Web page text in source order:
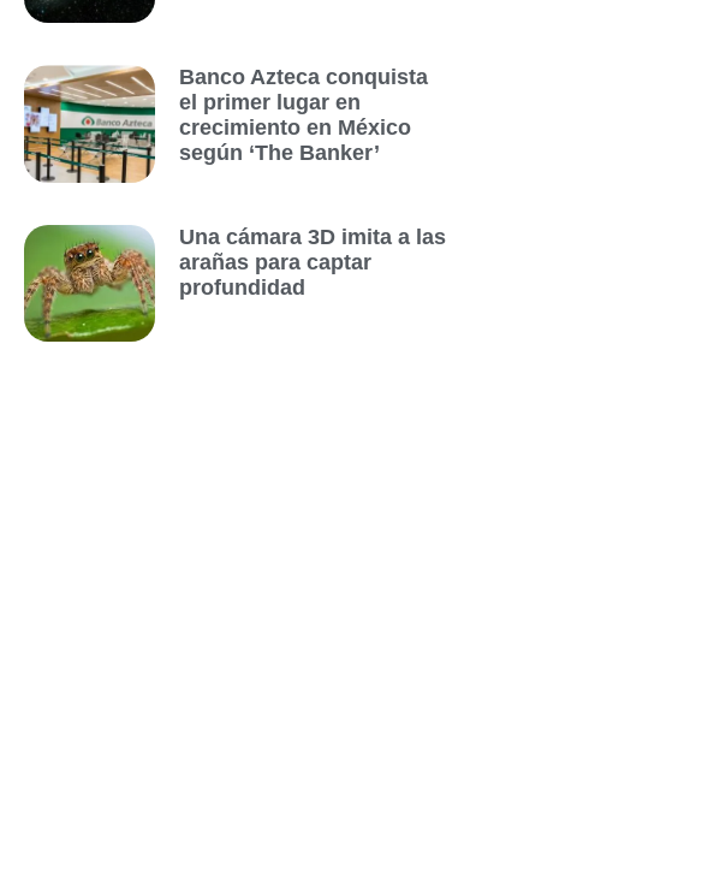
Banco Azteca conquista
el primer lugar en
crecimiento en México
según ‘The Banker’
Una cámara 3D imita a las
arañas para captar
profundidad